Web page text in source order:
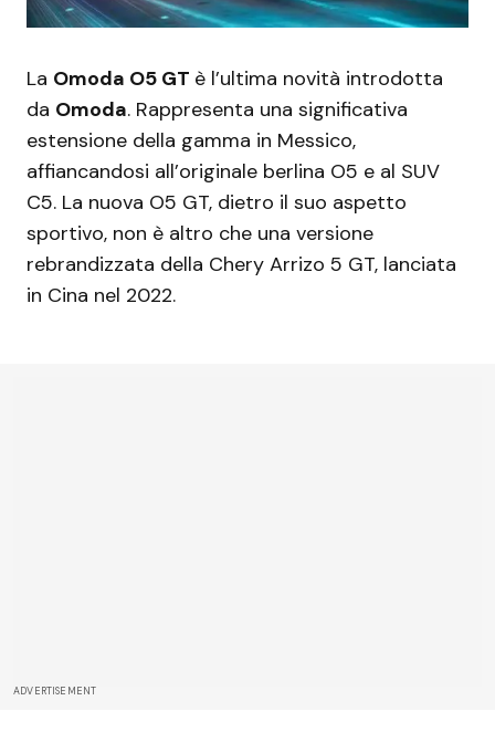
La Omoda O5 GT è l’ultima novità introdotta
da Omoda. Rappresenta una significativa
estensione della gamma in Messico,
affiancandosi all’originale berlina O5 e al SUV
C5. La nuova O5 GT, dietro il suo aspetto
sportivo, non è altro che una versione
rebrandizzata della Chery Arrizo 5 GT, lanciata
in Cina nel 2022.
ADVERTISEMENT